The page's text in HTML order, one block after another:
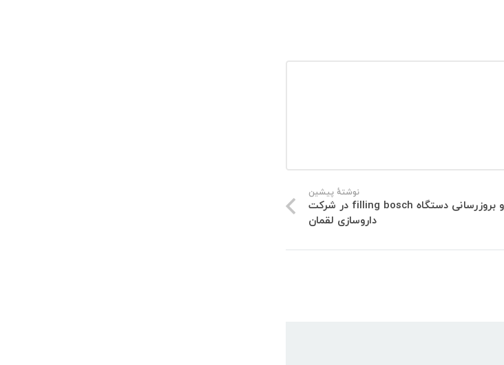
نوشتهٔ پیشین
ارتقا و بروزرسانی دستگاه filling bosch در شرکت
داروسازی لقمان